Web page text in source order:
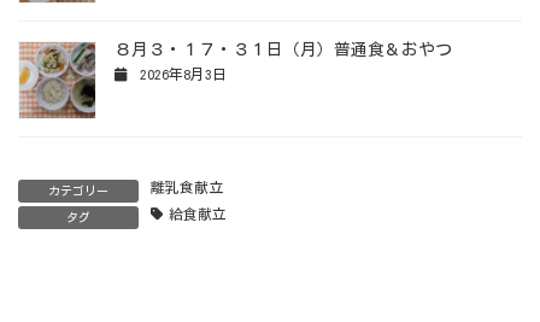
８月３・１７・３１日（月）普通食＆おやつ
2026年8月3日
カテゴリー 離乳食献立
タグ 給食献立